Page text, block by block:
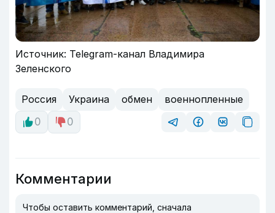
Источник: Telegram-канал Владимира
Зеленского
Россия Украина обмен
военнопленные
0
0
Комментарии
Чтобы оставить комментарий, сначала